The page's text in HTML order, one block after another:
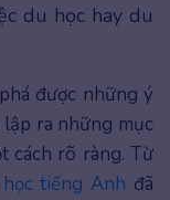
du học hay du
được những ý
ra những mục
cách rõ ràng. Từ
tiếng Anh đã